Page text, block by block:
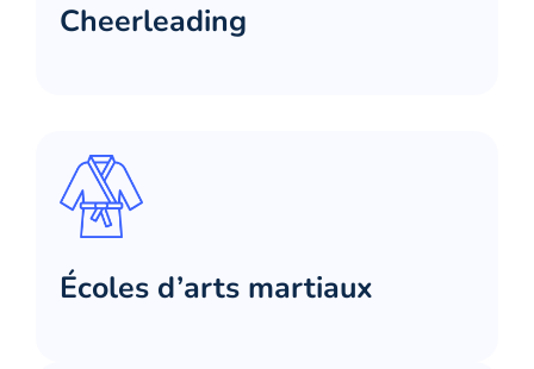
Cheerleading
Écoles d’arts martiaux